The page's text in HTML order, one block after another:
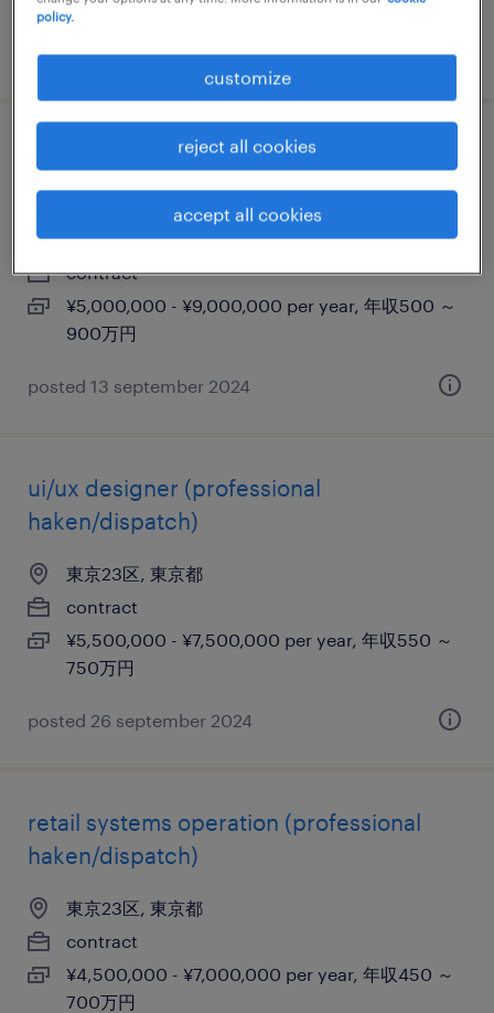
posted 15 may 2024
it project manager (professional
haken/dispatch)
東京23区, 東京都
contract
¥5,000,000 - ¥9,000,000 per year, 年収500 ～
900万円
posted 13 september 2024
ui/ux designer (professional
haken/dispatch)
東京23区, 東京都
contract
¥5,500,000 - ¥7,500,000 per year, 年収550 ～
750万円
posted 26 september 2024
retail systems operation (professional
haken/dispatch)
東京23区, 東京都
contract
¥4,500,000 - ¥7,000,000 per year, 年収450 ～
700万円
policy.
customize
reject all cookies
accept all cookies